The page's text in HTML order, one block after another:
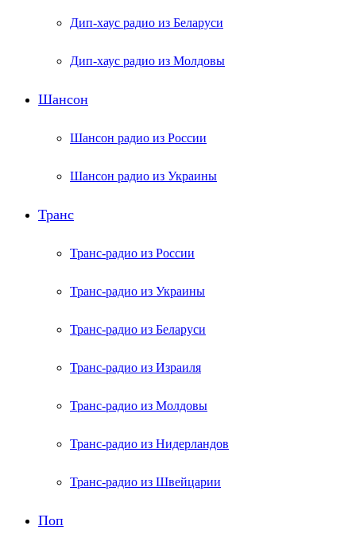
Дип-хаус радио из Беларуси
Дип-хаус радио из Молдовы
Шансон
Шансон радио из России
Шансон радио из Украины
Транс
Транс-радио из России
Транс-радио из Украины
Транс-радио из Беларуси
Транс-радио из Израиля
Транс-радио из Молдовы
Транс-радио из Нидерландов
Транс-радио из Швейцарии
Поп